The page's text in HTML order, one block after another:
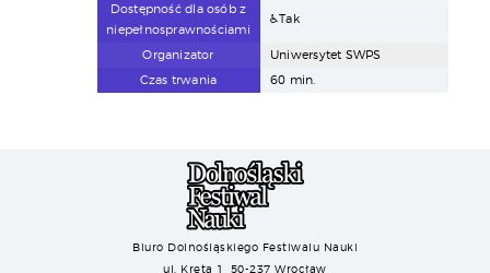
Dostępność dla osób z
niepełnosprawnościami
♿Tak
Organizator
Uniwersytet SWPS
Czas trwania
60 min.
Biuro Dolnośląskiego Festiwalu Nauki
ul. Kręta 1, 50-237 Wrocław